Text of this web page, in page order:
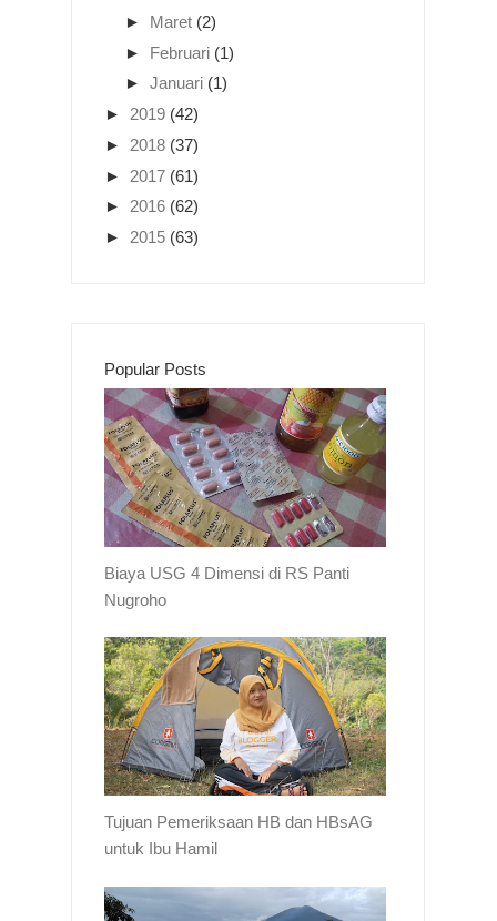
► Maret (2)
► Februari (1)
► Januari (1)
► 2019 (42)
► 2018 (37)
► 2017 (61)
► 2016 (62)
► 2015 (63)
Popular Posts
Biaya USG 4 Dimensi di RS Panti
Nugroho
Tujuan Pemeriksaan HB dan HBsAG
untuk Ibu Hamil